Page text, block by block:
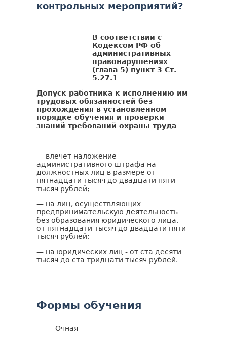
контрольных мероприятий?
В соответствии с
Кодексом РФ об
административных
правонарушениях
(глава 5) пункт 3 Ст.
5.27.1
Допуск работника к исполнению им
трудовых обязанностей без
прохождения в установленном
порядке обучения и проверки
знаний требований охраны труда
— влечет наложение
административного штрафа на
должностных лиц в размере от
пятнадцати тысяч до двадцати пяти
тысяч рублей;
— на лиц, осуществляющих
предпринимательскую деятельность
без образования юридического лица, -
от пятнадцати тысяч до двадцати пяти
тысяч рублей;
— на юридических лиц - от ста десяти
тысяч до ста тридцати тысяч рублей.
Формы обучения
Очная